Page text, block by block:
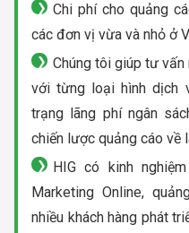
Chi phí cho quảng
các đơn vị vừa và nhỏ ở
Chúng tôi giúp tư vấn
với từng loại hình dịch
trạng lãng phí ngân
chiến lược quảng cáo về
HIG có kinh
Marketing Online,
nhiều khách hàng phát